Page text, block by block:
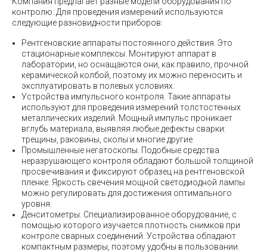
контролю. Для проведения измерений используются
следующие разновидности приборов:
Рентгеновские аппараты постоянного действия. Это
стационарные комплексы. Монтируют аппарат в
лаборатории, но оснащаются они, как правило, прочной
керамической колбой, поэтому их можно переносить и
эксплуатировать в полевых условиях.
Устройства импульсного контроля. Такие аппараты
используют для проведения измерений толстостенных
металлических изделий. Мощный импульс проникает
вглубь материала, выявляя любые дефекты сварки:
трещины, раковины, сколы и многие другие.
Промышленные негатоскопы. Подобные средства
неразрушающего контроля обладают большой толщиной
просвечивания и фиксируют образец на рентгеновской
пленке. Яркость свечения мощной светодиодной лампы
можно регулировать для достижения оптимального
уровня.
Денситометры. Специализированное оборудование, с
помощью которого изучается плотность снимков при
контроле сварных соединений. Устройства обладают
компактным размеры, поэтому удобны в пользовании.